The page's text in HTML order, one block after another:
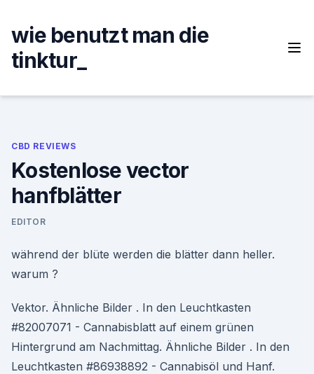
content
wie benutzt man die
tinktur_
CBD REVIEWS
Kostenlose vector
hanfblätter
EDITOR
während der blüte werden die blätter dann heller.
warum ?
Vektor. Ähnliche Bilder . In den Leuchtkasten
#82007071 - Cannabisblatt auf einem grünen
Hintergrund am Nachmittag. Ähnliche Bilder . In den
Leuchtkasten #86938892 - Cannabisöl und Hanf.